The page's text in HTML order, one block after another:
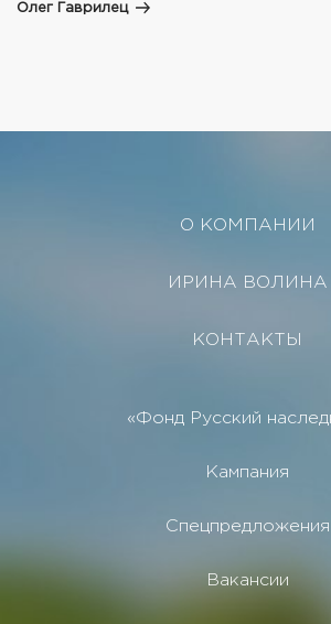
Олег Гаврилец
О КОМПАНИИ
ИРИНА ВОЛИНА
КОНТАКТЫ
«Фонд Русский
Кампания
Спецпредложения
Вакансии